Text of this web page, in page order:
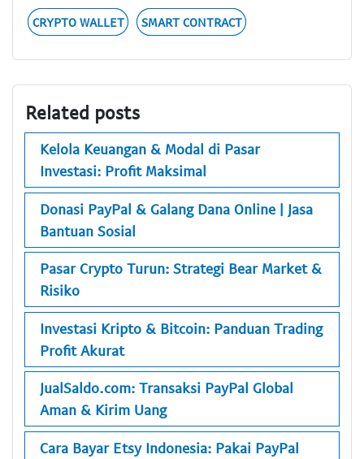
CRYPTO WALLET SMART CONTRACT
Related posts
Kelola Keuangan & Modal di Pasar
Investasi: Profit Maksimal
Donasi PayPal & Galang Dana Online | Jasa
Bantuan Sosial
Pasar Crypto Turun: Strategi Bear Market &
Risiko
Investasi Kripto & Bitcoin: Panduan Trading
Profit Akurat
JualSaldo.com: Transaksi PayPal Global
Aman & Kirim Uang
Cara Bayar Etsy Indonesia: Pakai PayPal